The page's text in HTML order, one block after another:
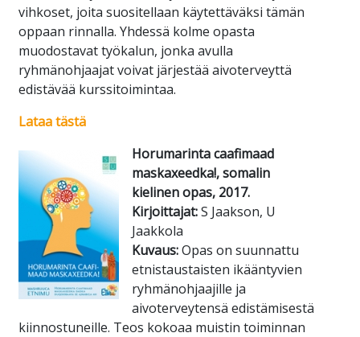
vihkoset, joita suositellaan käytettäväksi tämän
oppaan rinnalla. Yhdessä kolme opasta
muodostavat työkalun, jonka avulla
ryhmänohjaajat voivat järjestää aivoterveyttä
edistävää kurssitoimintaa.
Lataa tästä
Horumarinta caafimaad
maskaxeedka!, somalin
kielinen opas, 2017.
Kirjoittajat:S Jaakson, U
Jaakkola
Kuvaus:Opas on suunnattu
etnistaustaisten ikääntyvien
ryhmänohjaajille ja
aivoterveytensä edistämisestä
kiinnostuneille. Teos kokoaa muistin toiminnan